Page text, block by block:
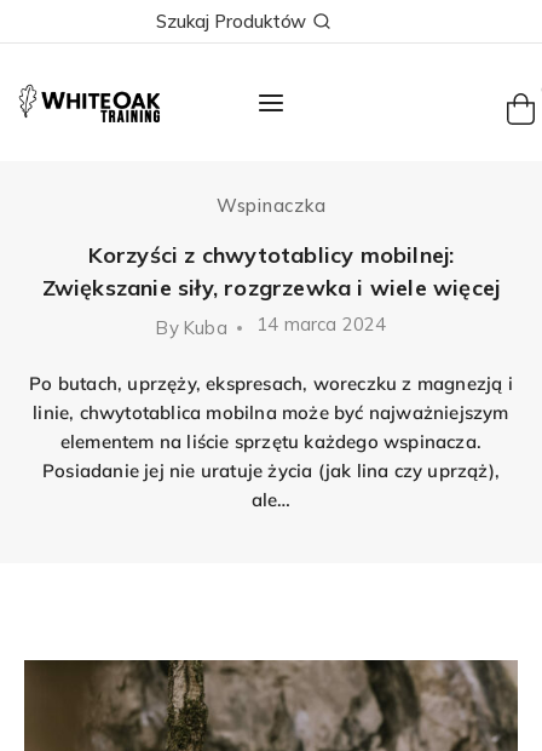
to
Szukaj Produktów
Wspinaczka
Korzyści z chwytotablicy mobilnej:
Zwiększanie siły, rozgrzewka i wiele więcej
By Kuba 14 marca 2024
Po butach, uprzęży, ekspresach, woreczku z magnezją i
linie, chwytotablica mobilna może być najważniejszym
elementem na liście sprzętu każdego wspinacza.
Posiadanie jej nie uratuje życia (jak lina czy uprząż),
ale…